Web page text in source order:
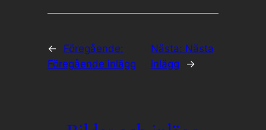
←
Föregående:
Föregående inlägg
Nästa: Nästa
inlägg
→